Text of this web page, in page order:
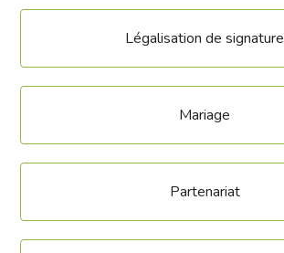
Légalisation de signature
Mariage
Partenariat